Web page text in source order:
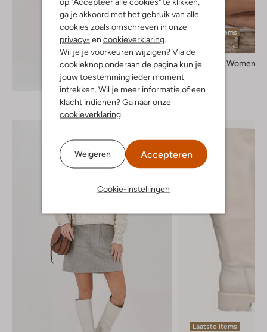
ga je akkoord met het gebruik van alle
cookies zoals omschreven in onze
privacy- en cookieverklaring
Wil je je voorkeuren wijzigen? Via de
cookieknop onderaan de pagina kun je
jouw toestemming ieder moment
intrekken. Wil je meer informatie of een
klacht indienen? Ga naar onze
cookieverklaring
Weigeren Accepteren
Cookie-instellingen
Ontdek de look
Laatste items
Selected Women
Laatste items